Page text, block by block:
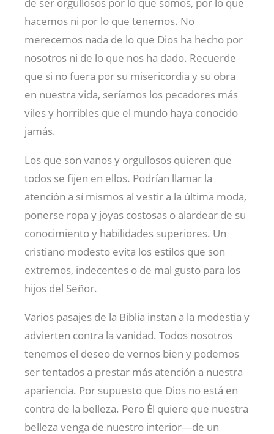
de ser orgullosos por lo que somos, por lo que
hacemos ni por lo que tenemos. No
merecemos nada de lo que Dios ha hecho por
nosotros ni de lo que nos ha dado. Recuerde
que si no fuera por su misericordia y su obra
en nuestra vida, seríamos los pecadores más
viles y horribles que el mundo haya conocido
jamás.
Los que son vanos y orgullosos quieren que
todos se fijen en ellos. Podrían llamar la
atención a sí mismos al vestir a la última moda,
ponerse ropa y joyas costosas o alardear de su
conocimiento y habilidades superiores. Un
cristiano modesto evita los estilos que son
extremos, indecentes o de mal gusto para los
hijos del Señor.
Varios pasajes de la Biblia instan a la modestia y
advierten contra la vanidad. Todos nosotros
tenemos el deseo de vernos bien y podemos
ser tentados a prestar más atención a nuestra
apariencia. Por supuesto que Dios no está en
contra de la belleza. Pero Él quiere que nuestra
belleza venga de nuestro interior―de un